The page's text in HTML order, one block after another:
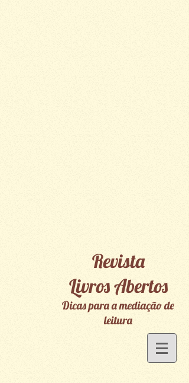
Revista
Livros Abertos
Dicas para a mediação de
leitura